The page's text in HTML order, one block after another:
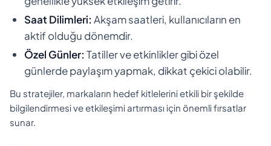
Saat Dilimleri: Akşam saatleri, kullanıcıların en
aktif olduğu dönemdir.
Özel Günler: Tatiller ve etkinlikler gibi özel
günlerde paylaşım yapmak, dikkat çekici olabilir.
Bu stratejiler, markaların hedef kitlelerini etkili bir şekilde
bilgilendirmesi ve etkileşimi artırması için önemli fırsatlar
sunar.